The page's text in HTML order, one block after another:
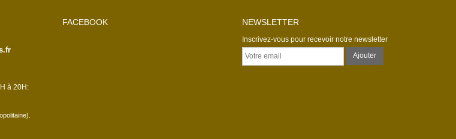
à 20H:
FACEBOOK NEWSLETTER
Inscrivez-vous pour recevoir notre newsletter